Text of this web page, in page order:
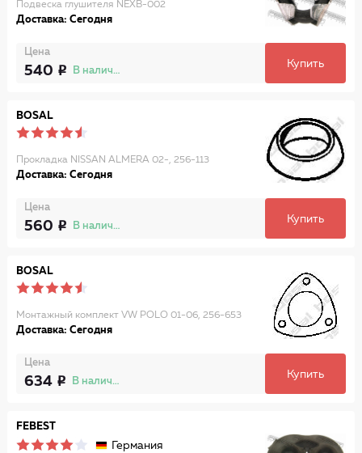
Подвеска глушителя NEXB-002
Доставка: Сегодня
Цена
540 В наличии
Купить
BOSAL
Прокладка NISSAN ALMERA 02-, 256-113
Доставка: Сегодня
Цена
560 В наличии
Купить
BOSAL
Монтажный комплект VW POLO 01-06, 256-653
Доставка: Сегодня
Цена
634 В наличии
Купить
FEBEST
Германия